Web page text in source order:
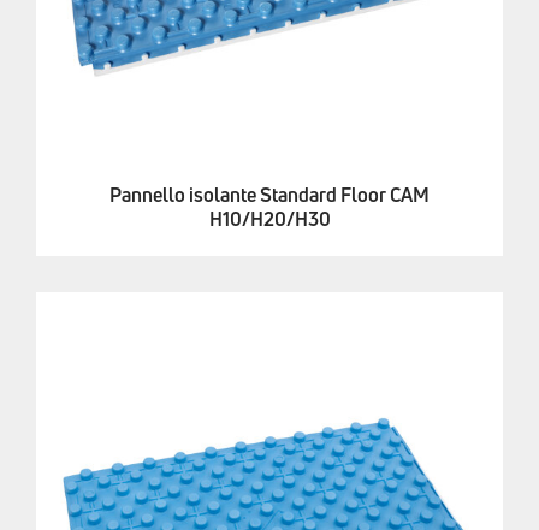
Pannello isolante Standard Floor CAM
H10/H20/H30